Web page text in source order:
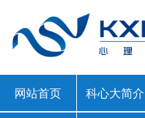
网站首页 科心大简介